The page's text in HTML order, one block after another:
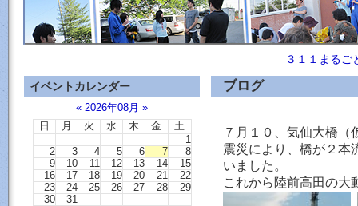
３１１まるご
ブログ
７月１０、気仙大橋（
震災により、橋が２本
いました。
これから陸前高田の大
イベントカレンダー
« 2026年08月 »
日
月 火 水 木 金
土
1
2
3 4 5 6 7
8
9
10 11 12 13 14
15
16
17 18 19 20 21
22
23
24 25 26 27 28
29
30
31